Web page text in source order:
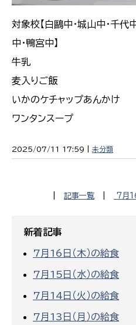
対象校【白鷗中・城山中・千代
中・鴨宮中】
牛乳
麦入りご飯
いかのケチャップあんかけ
ワンタンスープ
2025/07/11 17:59 | 未分類
記事一覧 7月
新着記事
7月16日（木）の給食
7月15日（水）の給食
7月14日（火）の給食
7月13日（月）の給食